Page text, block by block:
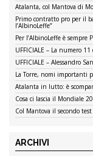
Atalanta, col Mantova di
Primo contratto pro per il
l’AlbinoLeffe”
Per l’AlbinoLeffe è
UFFICIALE – La numero
UFFICIALE – Alessandro
La Torre, nomi importanti
Atalanta in lutto: è
Cosa ci lascia il Mondiale
Col Mantova il secondo
ARCHIVI